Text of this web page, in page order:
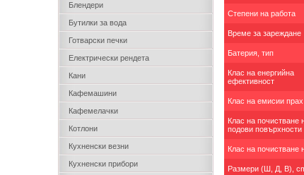
Блендери
Бутилки за вода
Готварски печки
Електрически рендета
Кани
Кафемашини
Кафемелачки
Котлони
Кухненски везни
Кухненски прибори
Степени на работа
Време за зареждане
Батерия, тип
Клас на енергийна
ефективност
Клас на емисии прах
Клас на почистване
подови повърхности
Клас на почистване
Размери (Ш, Д, В),